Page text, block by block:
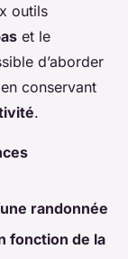
outils
et le
d’aborder
conservant
.
randonnée
fonction de la